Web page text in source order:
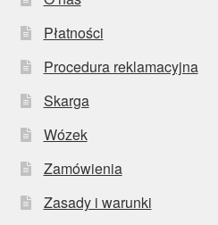
Płatności
Procedura reklamacyjna
Skarga
Wózek
Zamówienia
Zasady i warunki